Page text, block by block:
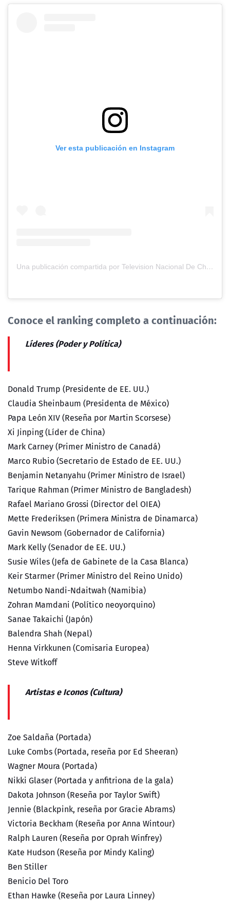
Ver esta publicación en Instagram
Una publicación compartida por Television Nacional De Chile (@tvn)
Conoce el ranking completo a continuación:
Líderes (Poder y Política)
Donald Trump (Presidente de EE. UU.)
Claudia Sheinbaum (Presidenta de México)
Papa León XIV (Reseña por Martin Scorsese)
Xi Jinping (Líder de China)
Mark Carney (Primer Ministro de Canadá)
Marco Rubio (Secretario de Estado de EE. UU.)
Benjamin Netanyahu (Primer Ministro de Israel)
Tarique Rahman (Primer Ministro de Bangladesh)
Rafael Mariano Grossi (Director del OIEA)
Mette Frederiksen (Primera Ministra de Dinamarca)
Gavin Newsom (Gobernador de California)
Mark Kelly (Senador de EE. UU.)
Susie Wiles (Jefa de Gabinete de la Casa Blanca)
Keir Starmer (Primer Ministro del Reino Unido)
Netumbo Nandi-Ndaitwah (Namibia)
Zohran Mamdani (Político neoyorquino)
Sanae Takaichi (Japón)
Balendra Shah (Nepal)
Henna Virkkunen (Comisaria Europea)
Steve Witkoff
Artistas e Iconos (Cultura)
Zoe Saldaña (Portada)
Luke Combs (Portada, reseña por Ed Sheeran)
Wagner Moura (Portada)
Nikki Glaser (Portada y anfitriona de la gala)
Dakota Johnson (Reseña por Taylor Swift)
Jennie (Blackpink, reseña por Gracie Abrams)
Victoria Beckham (Reseña por Anna Wintour)
Ralph Lauren (Reseña por Oprah Winfrey)
Kate Hudson (Reseña por Mindy Kaling)
Ben Stiller
Benicio Del Toro
Ethan Hawke (Reseña por Laura Linney)